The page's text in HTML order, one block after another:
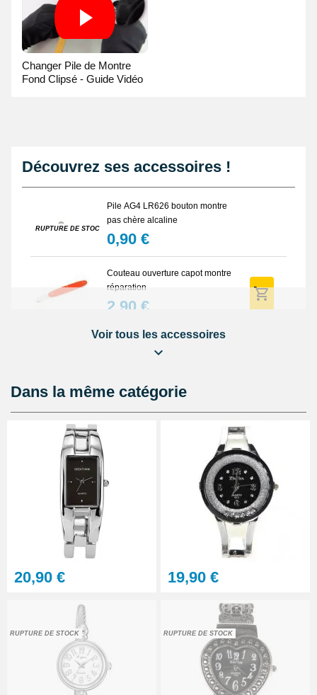
Changer Pile de Montre
Fond Clipsé - Guide Vidéo
Découvrez ses accessoires !
RUPTURE DE STOCK
Pile AG4 LR626 bouton montre
pas chère alcaline
0,90 €
Couteau ouverture capot montre
réparation
2,90 €
Pince antistatique montre pas
montre - réparation pas chère
Voir tous les accessoires
Dans la même catégorie
20,90 € 19,90 €
RUPTURE DE STOCK RUPTURE DE STOCK